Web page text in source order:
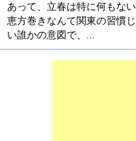
あって、立春は特に何もな
恵方巻きなんて関東の習慣
い誰かの意図で、...